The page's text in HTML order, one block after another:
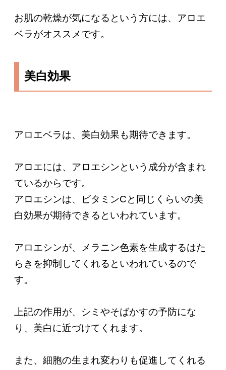
お肌の乾燥が気になるという方には、アロエ
ベラがオススメです。
美白効果
アロエベラは、美白効果も期待できます。
アロエには、アロエシンという成分が含まれ
ているからです。
アロエシンは、ビタミンCと同じくらいの美
白効果が期待できるといわれています。
アロエシンが、メラニン色素を生成するはた
らきを抑制してくれるといわれているので
す。
上記の作用が、シミやそばかすの予防にな
り、美白に近づけてくれます。
また、細胞の生まれ変わりも促進してくれる